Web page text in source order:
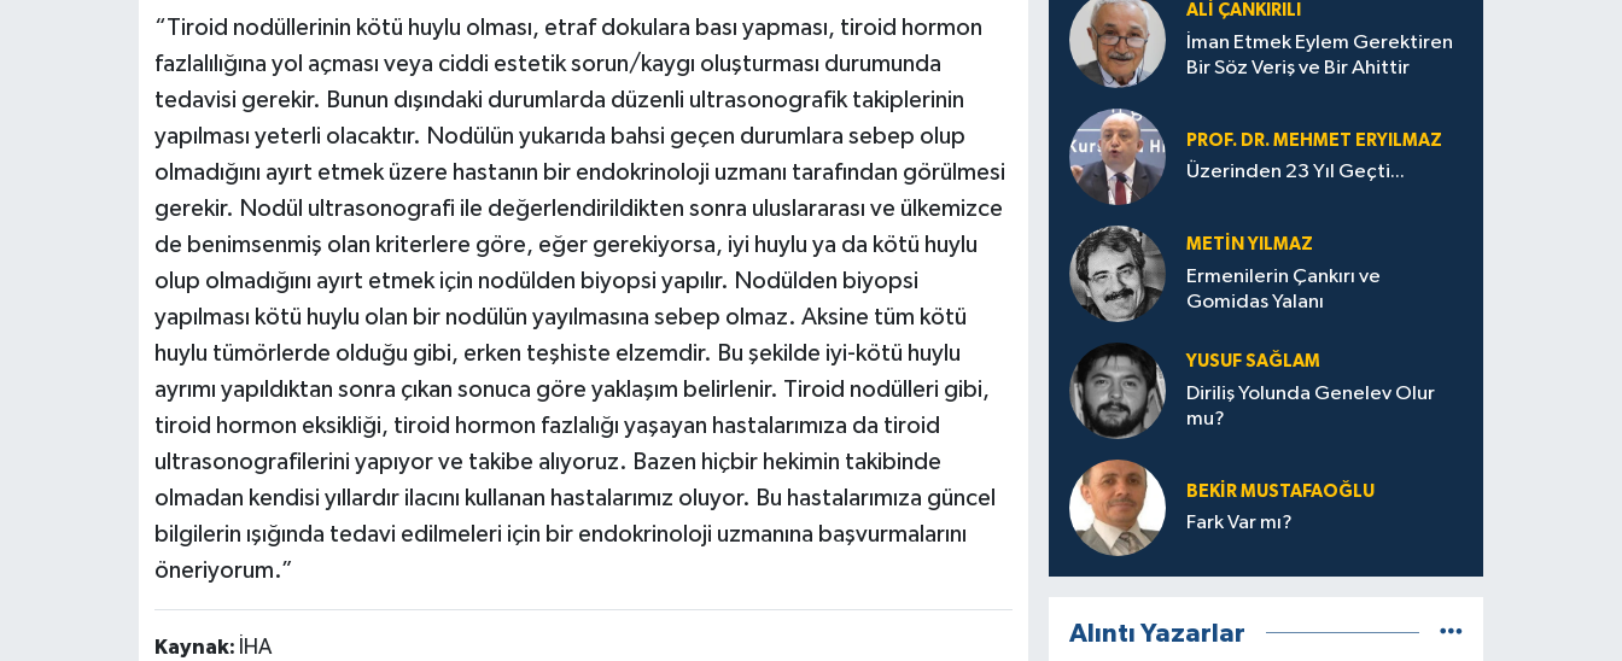
“Tiroid nodüllerinin kötü huylu olması, etraf dokulara bası yapması, tiroid hormon
fazlalılığına yol açması veya ciddi estetik sorun/kaygı oluşturması durumunda
tedavisi gerekir. Bunun dışındaki durumlarda düzenli ultrasonografik takiplerinin
yapılması yeterli olacaktır. Nodülün yukarıda bahsi geçen durumlara sebep olup
olmadığını ayırt etmek üzere hastanın bir endokrinoloji uzmanı tarafından görülmesi
gerekir. Nodül ultrasonografi ile değerlendirildikten sonra uluslararası ve ülkemizce
de benimsenmiş olan kriterlere göre, eğer gerekiyorsa, iyi huylu ya da kötü huylu
olup olmadığını ayırt etmek için nodülden biyopsi yapılır. Nodülden biyopsi
yapılması kötü huylu olan bir nodülün yayılmasına sebep olmaz. Aksine tüm kötü
huylu tümörlerde olduğu gibi, erken teşhiste elzemdir. Bu şekilde iyi-kötü huylu
ayrımı yapıldıktan sonra çıkan sonuca göre yaklaşım belirlenir. Tiroid nodülleri gibi,
tiroid hormon eksikliği, tiroid hormon fazlalığı yaşayan hastalarımıza da tiroid
ultrasonografilerini yapıyor ve takibe alıyoruz. Bazen hiçbir hekimin takibinde
olmadan kendisi yıllardır ilacını kullanan hastalarımız oluyor. Bu hastalarımıza güncel
bilgilerin ışığında tedavi edilmeleri için bir endokrinoloji uzmanına başvurmalarını
öneriyorum.”
Kaynak: İHA
ALI ÇANKIRILI
İman Etmek Eylem Gerektiren
Bir Söz Veriş ve Bir Ahittir
PROF. DR. MEHMET ERYILMAZ
Üzerinden 23 Yıl Geçti...
METIN YILMAZ
Ermenilerin Çankırı ve
Gomidas Yalanı
YUSUF SAĞLAM
Diriliş Yolunda Genelev Olur
mu?
BEKIR MUSTAFAOĞLU
Fark Var mı?
Alıntı Yazarlar